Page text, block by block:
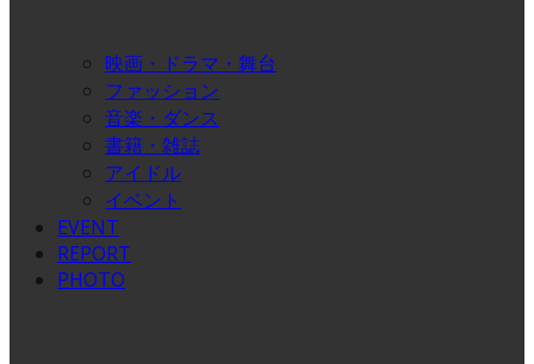
映画・ドラマ・舞台
ファッション
音楽・ダンス
書籍・雑誌
アイドル
イベント
EVENT
REPORT
PHOTO